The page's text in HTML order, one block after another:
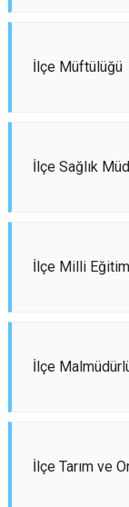
İlçe Müftülüğü
İlçe Sağlık
İlçe Milli
İlçe
İlçe Tarım ve